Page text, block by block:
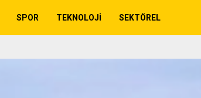
SPOR TEKNOLOJI SEKTÖREL